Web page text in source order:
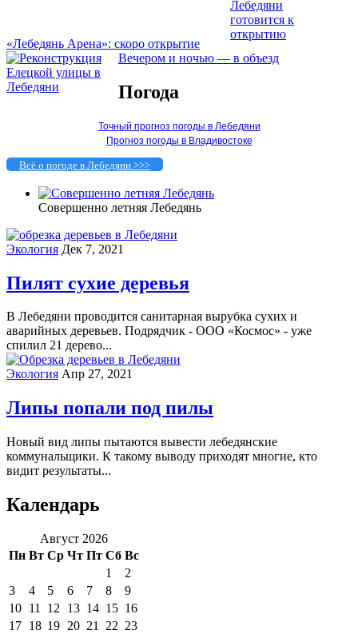
«Лебедянь Арена»: скоро открытие
Вечером и ночью — в объезд
Погода
Точный прогноз погоды в Лебедяни
Прогноз погоды в Владивостоке
Всё о погоде в Лебедяни >>>
Совершенно летняя Лебедянь
Экология Дек 7, 2021
Пилят сухие деревья
В Лебедяни проводится санитарная вырубка сухих и
аварийных деревьев. Подрядчик - ООО «Космос» - уже
спилил 21 дерево...
Экология Апр 27, 2021
Липы попали под пилы
Новый вид липы пытаются вывести лебедянские
коммунальщики. К такому выводу приходят многие, кто
видит результаты...
Календарь
Август 2026
Пн Вт Ср Чт Пт Сб Вс
1
2
3
4 5 6 7 8
9
10 11 12 13 14 15 16
17 18 19 20 21 22 23